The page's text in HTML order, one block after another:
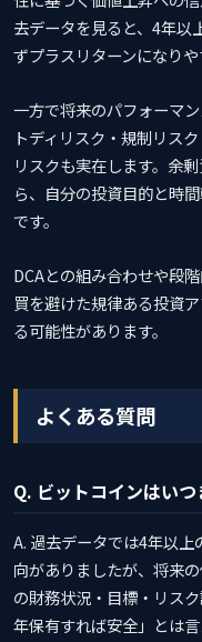
去データを見ると、4年以
ずプラスリターンになり
一方で将来のパフォーマ
トディリスク・規制リス
リスクも実在します。余
ら、自分の投資目的と時
です。
DCAとの組み合わせや段
買を避けた規律ある投資
る可能性があります。
よくある質問
Q. ビットコインはい
A. 過去データでは4年以
向がありましたが、将来
の財務状況・目標・リス
年保有すれば安全」とは言